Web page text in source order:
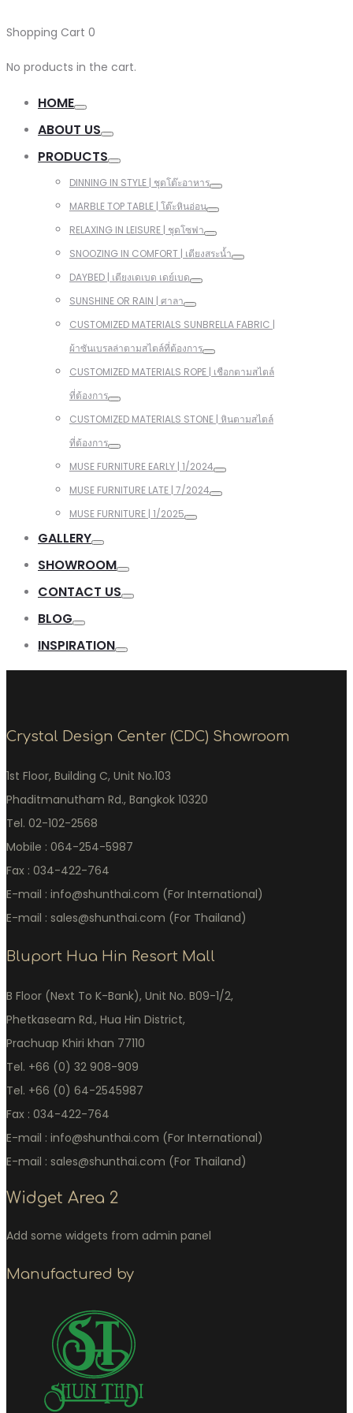
Shopping Cart 0
No products in the cart.
HOME
ABOUT US
PRODUCTS
DINNING IN STYLE | ชุดโต๊ะอาหาร
MARBLE TOP TABLE | โต๊ะหินอ่อน
RELAXING IN LEISURE | ชุดโซฟา
SNOOZING IN COMFORT | เตียงสระน้ำ
DAYBED | เตียงเดเบด เดย์เบด
SUNSHINE OR RAIN | ศาลา
CUSTOMIZED MATERIALS SUNBRELLA FABRIC |
ผ้าซันเบรลล่าตามสไตล์ที่ต้องการ
CUSTOMIZED MATERIALS ROPE | เชือกตามสไตล์
ที่ต้องการ
CUSTOMIZED MATERIALS STONE | หินตามสไตล์
ที่ต้องการ
MUSE FURNITURE EARLY | 1/2024
MUSE FURNITURE LATE | 7/2024
MUSE FURNITURE | 1/2025
GALLERY
SHOWROOM
CONTACT US
BLOG
INSPIRATION
Crystal Design Center (CDC) Showroom
1st Floor, Building C, Unit No.103
Phaditmanutham Rd., Bangkok 10320
Tel. 02-102-2568
Mobile : 064-254-5987
Fax : 034-422-764
E-mail : info@shunthai.com (For International)
E-mail : sales@shunthai.com (For Thailand)
Bluport Hua Hin Resort Mall
B Floor (Next To K-Bank), Unit No. B09-1/2,
Phetkaseam Rd., Hua Hin District,
Prachuap Khiri khan 77110
Tel. +66 (0) 32 908-909
Tel. +66 (0) 64-2545987
Fax : 034-422-764
E-mail : info@shunthai.com (For International)
E-mail : sales@shunthai.com (For Thailand)
Widget Area 2
Add some widgets from admin panel
Manufactured by